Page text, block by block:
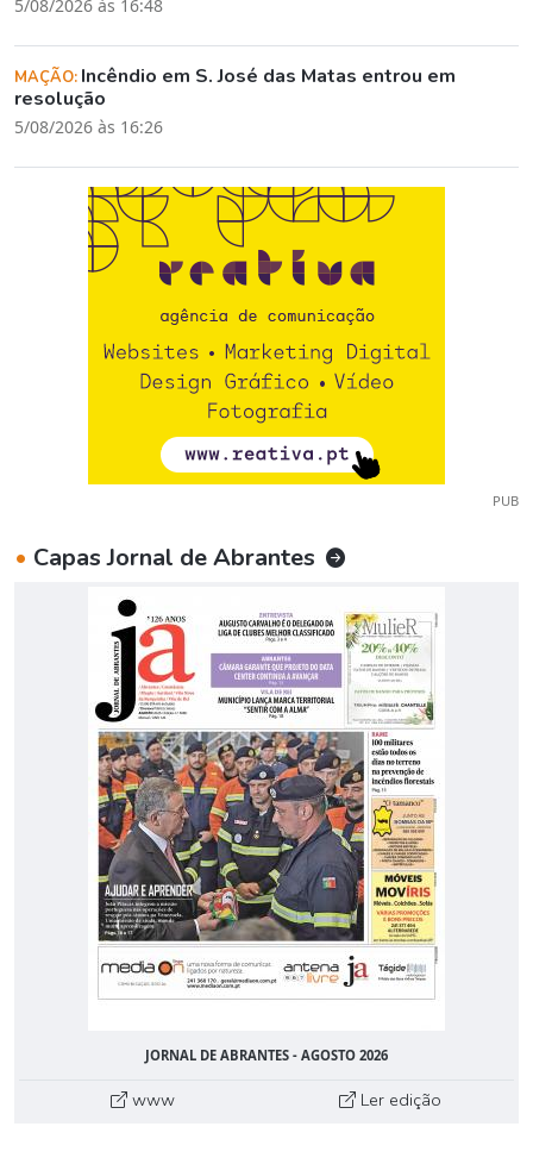
5/08/2026 às 16:48
MAÇÃO: Incêndio em S. José das Matas entrou em
resolução
5/08/2026 às 16:26
PUB
• Capas Jornal de Abrantes
JORNAL DE ABRANTES - AGOSTO 2026
www Ler edição